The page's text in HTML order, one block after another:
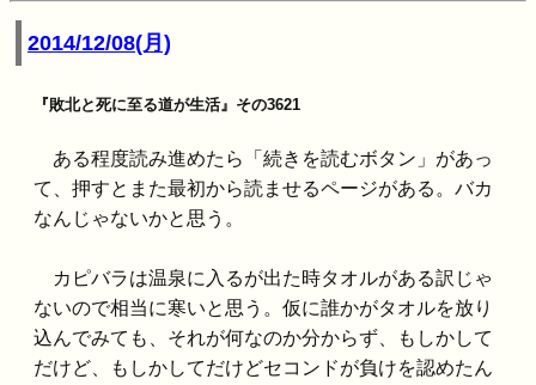
2014/12/08(月)
『敗北と死に至る道が生活』その3621
ある程度読み進めたら「続きを読むボタン」があっ
て、押すとまた最初から読ませるページがある。バカ
なんじゃないかと思う。
カピバラは温泉に入るが出た時タオルがある訳じゃ
ないので相当に寒いと思う。仮に誰かがタオルを放り
込んでみても、それが何なのか分からず、もしかして
だけど、もしかしてだけどセコンドが負けを認めたん